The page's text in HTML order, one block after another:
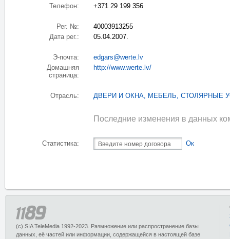
Телефон:
+371 29 199 356
Рег. №:
40003913255
Дата рег.:
05.04.2007.
Э-почта:
edgars@werte.lv
Домашняя
страница:
http://www.werte.lv/
Отрасль: ДВЕРИ И ОКНА, МЕБЕЛЬ, СТОЛЯРНЫЕ
Последние изменения в данных
Статистика: Ок
(c) SIA TeleMedia 1992-2023. Размножение или распространение базы
данных, её частей или информации, содержащейся в настоящей базе